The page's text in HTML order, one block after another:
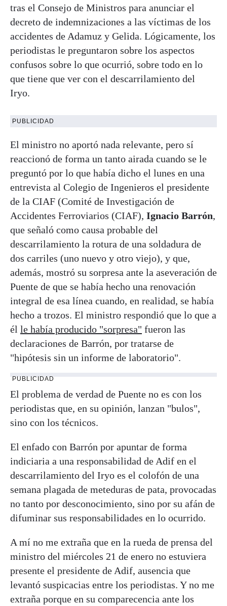
tras el Consejo de Ministros para anunciar el
decreto de indemnizaciones a las víctimas de los
accidentes de Adamuz y Gelida. Lógicamente, los
periodistas le preguntaron sobre los aspectos
confusos sobre lo que ocurrió, sobre todo en lo
que tiene que ver con el descarrilamiento del
Iryo.
PUBLICIDAD
El ministro no aportó nada relevante, pero sí
reaccionó de forma un tanto airada cuando se le
preguntó por lo que había dicho el lunes en una
entrevista al Colegio de Ingenieros el presidente
de la CIAF (Comité de Investigación de
Accidentes Ferroviarios (CIAF), Ignacio Barrón,
que señaló como causa probable del
descarrilamiento la rotura de una soldadura de
dos carriles (uno nuevo y otro viejo), y que,
además, mostró su sorpresa ante la aseveración de
Puente de que se había hecho una renovación
integral de esa línea cuando, en realidad, se había
hecho a trozos. El ministro respondió que lo que a
él le había producido "sorpresa" fueron las
declaraciones de Barrón, por tratarse de
"hipótesis sin un informe de laboratorio".
PUBLICIDAD
El problema de verdad de Puente no es con los
periodistas que, en su opinión, lanzan "bulos",
sino con los técnicos.
El enfado con Barrón por apuntar de forma
indiciaria a una responsabilidad de Adif en el
descarrilamiento del Iryo es el colofón de una
semana plagada de meteduras de pata, provocadas
no tanto por desconocimiento, sino por su afán de
difuminar sus responsabilidades en lo ocurrido.
A mí no me extraña que en la rueda de prensa del
ministro del miércoles 21 de enero no estuviera
presente el presidente de Adif, ausencia que
levantó suspicacias entre los periodistas. Y no me
extraña porque en su comparecencia ante los